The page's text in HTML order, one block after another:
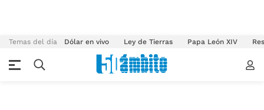
Temas del día Dólar en vivo Ley de Tierras Papa León XIV